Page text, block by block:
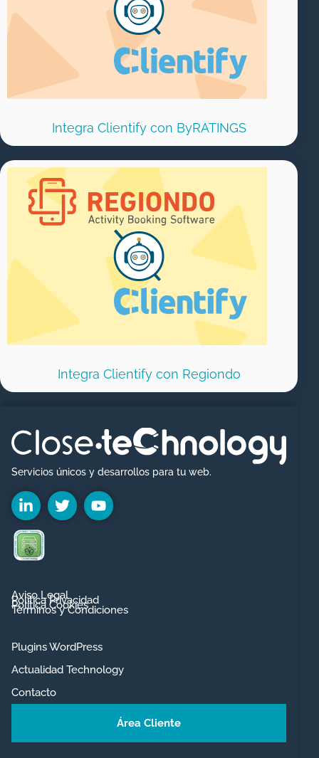
Integra Clientify con ByRATINGS
Integra Clientify con Regiondo
Servicios únicos y desarrollos para tu web.
Aviso Legal
Política Privacidad
Política Cookies
Términos y Condiciones
Plugins WordPress
Actualidad Technology
Contacto
Área Cliente